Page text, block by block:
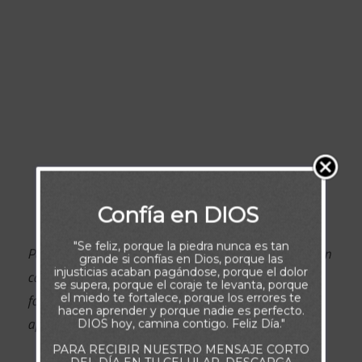
Palabra diaria: Señor, permiteme hacer de tu Palabra un
camino para mi vida. Que pueda encontrate,
fortalecerme y conducirme por su sendas, siempre
apoyado en ella.
Confía en DIOS
"Se feliz, porque la piedra nunca es tan
grande si confías en Dios, porque las
injusticias acaban pagándose, porque el dolor
se supera, porque el coraje te levanta, porque
el miedo te fortalece, porque los errores te
hacen aprender y porque nadie es perfecto.
DIOS hoy, camina contigo. Feliz Día."
PARA RECIBIR NUESTRO MENSAJE CORTO